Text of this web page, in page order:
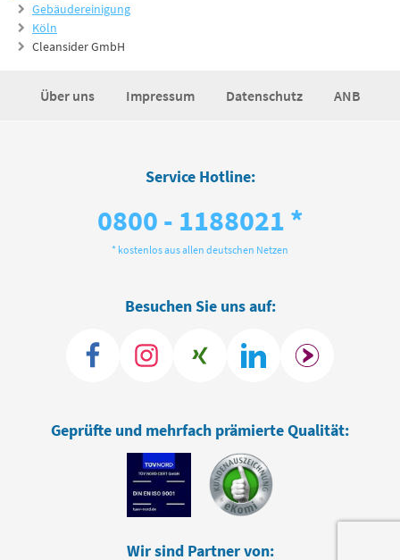
Gebäudereinigung
Köln
Cleansider GmbH
Über uns Impressum Datenschutz ANB
Service Hotline:
0800 - 1188021 *
* kostenlos aus allen deutschen Netzen
Besuchen Sie uns auf:
Geprüfte und mehrfach prämierte Qualität:
Wir sind Partner von: